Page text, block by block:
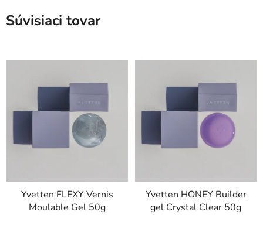
Súvisiaci tovar
Yvetten FLEXY Vernis
Moulable Gel 50g
Yvetten HONEY Builder
gel Crystal Clear 50g